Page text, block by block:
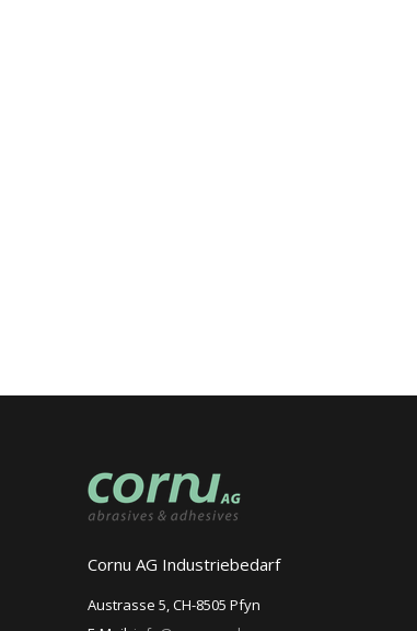
Cornu AG Industriebedarf
Austrasse 5, CH-8505 Pfyn